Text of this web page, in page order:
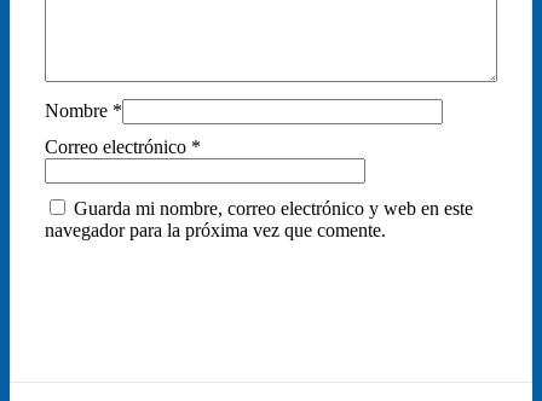
Nombre *
Correo electrónico *
Guarda mi nombre, correo electrónico y web en este
navegador para la próxima vez que comente.